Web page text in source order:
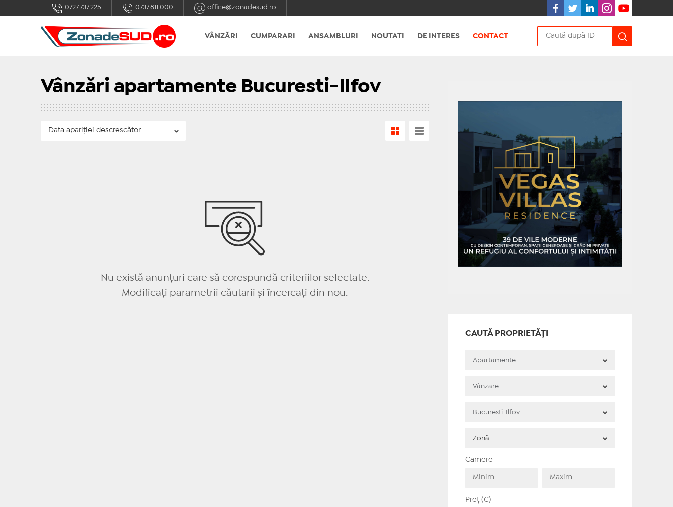
0727.737.225 0737.811.000 office@zonadesud.ro
VÂNZĂRI CUMPARARI ANSAMBLURI NOUTATI DE INTERES CONTACT
Vânzări apartamente Bucuresti-Ilfov
Nu există anunțuri care să corespundă criteriilor selectate.
Modificați parametrii căutarii și încercați din nou.
CAUTĂ PROPRIETĂȚI
Camere
Preț (€)